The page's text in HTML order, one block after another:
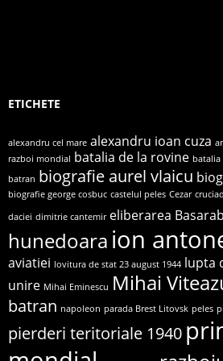
ETICHETE
alexandru cel mare alexandru ioan cuza
razboi mondial batalia de la rovine batalia
batran biografie aurel vlaicu
biografie george cosbuc castelul peles Cezar
daciei dimitrie cantemir eliberarea
hunedoara ion
aviatiei lovitura de stat 23 august 1944 lupta
unire Mihai Eminescu Mihai
batran napoleon parada Brest Litovsk peles
pierderi teritoriale 1940